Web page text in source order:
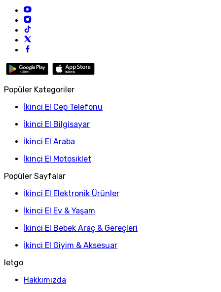
Popüler Kategoriler
İkinci El Cep Telefonu
İkinci El Bilgisayar
İkinci El Araba
İkinci El Motosiklet
Popüler Sayfalar
İkinci El Elektronik Ürünler
İkinci El Ev & Yaşam
İkinci El Bebek Araç & Gereçleri
İkinci El Giyim & Aksesuar
letgo
Hakkımızda